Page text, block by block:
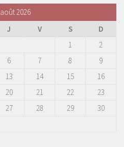
août 2026
J V S
D
1
2
6 7 8
9
13 14 15
16
20 21 22
23
27 28 29
30